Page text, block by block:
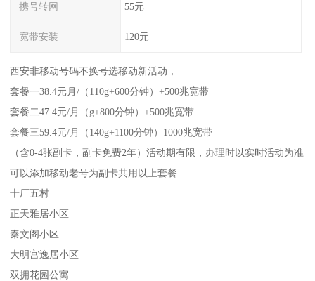
携号转网 55元
宽带安装 120元
西安非移动号码不换号选移动新活动，
套餐一38.4元月/（110g+600分钟）+500兆宽带
套餐二47.4元/月（g+800分钟）+500兆宽带
套餐三59.4元/月（140g+1100分钟）1000兆宽带
（含0-4张副卡，副卡免费2年）活动期有限，办理时以实时活动为准
可以添加移动老号为副卡共用以上套餐
十厂五村
正天雅居小区
秦文阁小区
大明宫逸居小区
双拥花园公寓